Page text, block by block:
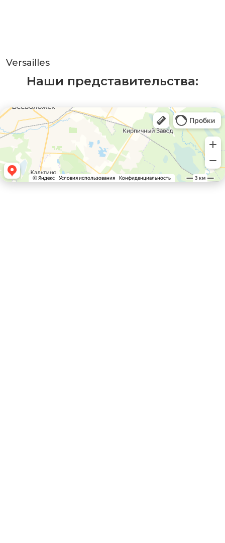
Versailles
Наши представительства: